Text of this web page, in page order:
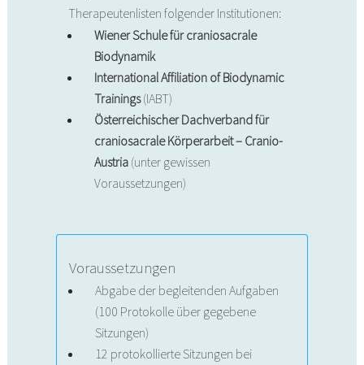
Therapeutenlisten folgender Institutionen:
Wiener Schule für craniosacrale
Biodynamik
International Affiliation of Biodynamic
Trainings(IABT)
Österreichischer Dachverband für
craniosacrale Körperarbeit – Cranio-
Austria (unter gewissen
Voraussetzungen)
Voraussetzungen
Abgabe der begleitenden Aufgaben
(100 Protokolle über gegebene
Sitzungen)
12 protokollierte Sitzungen bei